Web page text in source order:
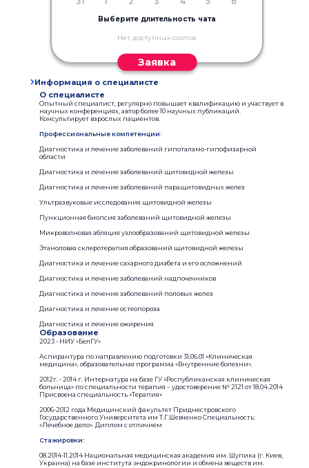
Выберите длительность чата
Нет доступных слотов
Заявка
Информация о специалисте
О специалисте
Опытный специалист, регулярно повышает квалификацию и участвует в
научных конференциях, автор более 10 научных публикаций.
Консультирует взрослых пациентов.
Профессиональные компетенции:
Диагностика и лечение заболеваний гипоталамо-гипофизарной
области
Диагностика и лечение заболеваний щитовидной железы
Диагностика и лечение заболеваний паращитовидных желез
Ультразвуковые исследования щитовидной железы
Пункционная биопсия заболеваний щитовидной железы
Микроволновая абляция узлообразований щитовидной железы
Этаноловая склеротерапия образований щитовидной железы
Диагностика и лечение сахарного диабета и его осложнений
Диагностика и лечение заболеваний надпочечников
Диагностика и лечение заболеваний половых желез
Диагностика и лечение остеопороза
Диагностика и лечение ожирения
Образование
2023 - НИУ «БелГУ»
Аспирантура по направлению подготовки 31.06.01 «Клиническая
медицина», образовательная программа «Внутренние болезни».
2012г. - 2014 г. Интернатура на базе ГУ «Республиканская клиническая
больница» по специальности терапия – удостоверение № 2121 от 18.04.2014
Присвоена специальность «Терапия»
2006-2012 года Медицинский факультет Приднестровского
Государственного Университета им Т.Г.Шевченко Специальность:
«Лечебное дело». Диплом с отличием
Стажировки:
08.2014-11.2014 Национальная медицинская академия им. Шупика (г. Киев,
Украина) на базе института эндокринологии и обмена веществ им.